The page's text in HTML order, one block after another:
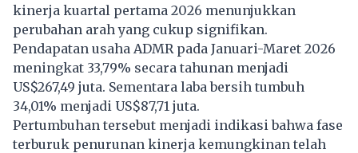
kinerja kuartal pertama 2026 menunjukkan
perubahan arah yang cukup signifikan.
Pendapatan usaha ADMR pada Januari-Maret 2026
meningkat 33,79% secara tahunan menjadi
US$267,49 juta. Sementara laba bersih tumbuh
34,01% menjadi US$87,71 juta.
Pertumbuhan tersebut menjadi indikasi bahwa fase
terburuk penurunan kinerja kemungkinan telah